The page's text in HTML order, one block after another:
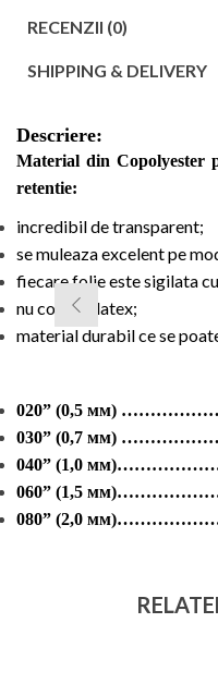
RECENZII (0)
SHIPPING & DELIVERY
Descriere:
Material din Copolyester
retentie:
incredibil de transparent;
se muleaza excelent pe
fiecare folie este sigilata
nu contine latex;
material durabil ce se
020” (0,5 мм)
030” (0,7 мм)
040” (1,0
060” (1,5
080” (2,0